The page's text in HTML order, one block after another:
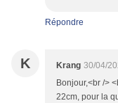
Répondre
K Krang 30/04/
Bonjour,<br />
22cm, pour la